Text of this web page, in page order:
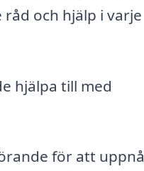
och hjälp i varje
hjälpa till med
för att uppnå